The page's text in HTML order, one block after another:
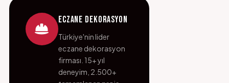
Eczane Dekorasyon
Türkiye'nin lider
eczane dekorasyon
firması. 15+ yıl
deneyim, 2.500+